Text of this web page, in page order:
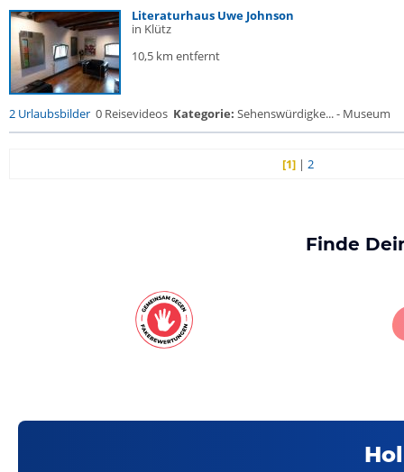
Literaturhaus Uwe Johnson
in Klütz
10,5 km entfernt
2 Urlaubsbilder 0 Reisevideos Kategorie: Sehenswürdigke... - Museum
[1] |2
Finde